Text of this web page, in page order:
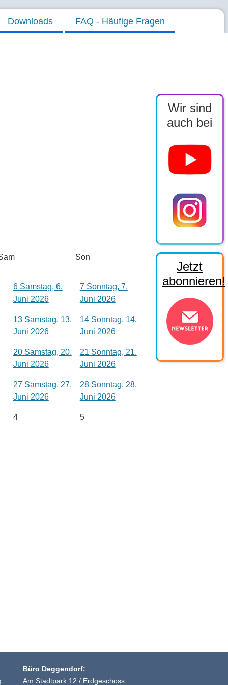
Downloads FAQ - Häufige Fragen
Son
6 Samstag, 6.
Juni 2026
7 Sonntag, 7.
Juni 2026
13 Samstag, 13.
Juni 2026
14 Sonntag, 14.
Juni 2026
20 Samstag, 20.
Juni 2026
21 Sonntag, 21.
Juni 2026
27 Samstag, 27.
Juni 2026
28 Sonntag, 28.
Juni 2026
4 5
Wir sind
auch bei
Jetzt
abonnieren!
Büro Deggendorf:
Am Stadtpark 12 / Erdgeschoss